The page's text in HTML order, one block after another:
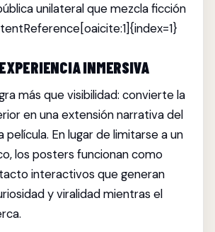
unilateral que mezcla ficción
INMERSIVA
más que visibilidad: convierte la
en una extensión narrativa del
En lugar de limitarse a un
los posters funcionan como
interactivos que generan
y viralidad mientras el